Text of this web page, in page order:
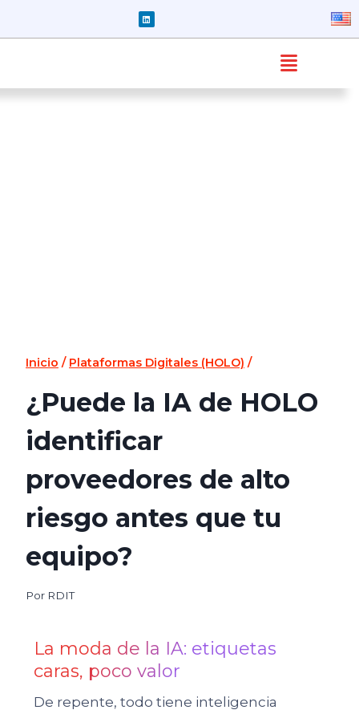
Inicio / Plataformas Digitales (HOLO) /
¿Puede la IA de HOLO
identificar
proveedores de alto
riesgo antes que tu
equipo?
Por RDIT
La moda de la IA: etiquetas
caras, poco valor
De repente, todo tiene inteligencia